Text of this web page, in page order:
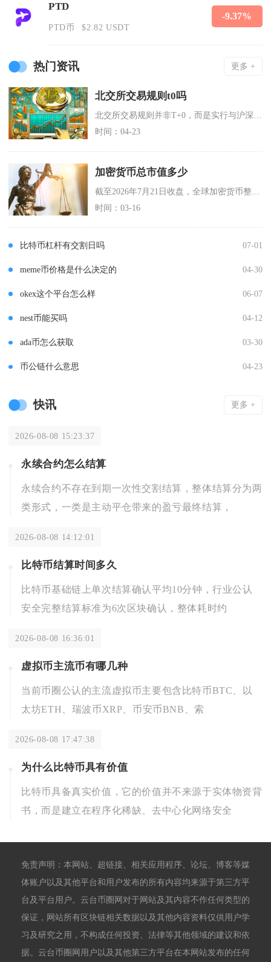
PTD
PTD币 $2.82 USDT
-9.37%
热门资讯 更多 +
北交所交易规则t0吗
北交所交易规则并非T+0，而是实行与沪深A股市场一致的T+1交易制度，这是北京证券交易所自
时间：04-23
加密货币总市值多少
时间：03-16
比特币杠杆有交割日吗 07-01
meme币价格是什么决定的 04-30
okex这个平台怎么样 06-07
nest币能买吗 04-12
ada币怎么获取 03-30
币公链什么意思 04-23
快讯 更多 +
2026-08-08 15:23:37
永续合约怎么结算
永续合约不存在到期一次性交割结算，整体结算分为两
类形式，一类是主动平仓带来的盈亏最终结算，
2026-08-08 14:12:01
比特币结算时间多久
比特币基础链上单次结算确认平均10分钟，行业公认
安全完整结算标准为6次区块确认，整体耗时约
2026-08-08 16:36:01
虚拟币主流币有哪几种
当前币圈公认的主流虚拟币主要包含比特币BTC、以
太坊ETH、瑞波币XRP、币安币BNB、索
2026-08-08 17:47:38
为什么比特币具有价值
比特币具备真实价值，它的价值并不来源于实体物资背
书，而是建立在程序化稀缺、去中心化网络安全
免责声明：本网站、超链接、相关应用程序、论坛、博客等媒
体账户以及其他平台和用户发布的所有内容均来源于第三方平
台及平台用户。云台币圈网对于网站及其内容不作任何类型的
保证，网站所有区块链相关数据以及其他内容资料仅供用户学
习及研究之用，不构成任何投资、法律等其他领域的建议和依
据。云台币圈网用户以及其他第三方平台在本网站发布的任何